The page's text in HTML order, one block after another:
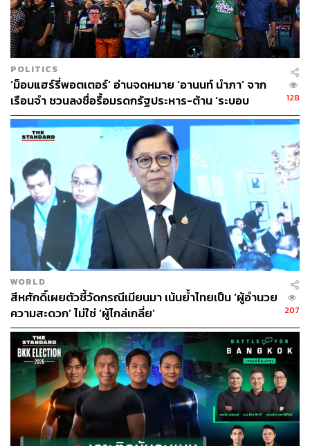
POLITICS
‘ม็อบแฮร์รี่พอตเตอร์’ อ่านจดหมาย ‘อานนท์ นำภา’ จาก
เรือนจำ ชวนลงชื่อรื้อมรดกรัฐประหาร-ต้าน ‘ระบอบ
สีน้ำเงิน’
128
WORLD
สีหศักดิ์เผยตัวชี้วัดกรณีเมียนมา เน้นย้ำไทยเป็น ‘ผู้อำนวย
ความสะดวก’ ไม่ใช่ ‘ผู้ไกล่เกลี่ย’
207